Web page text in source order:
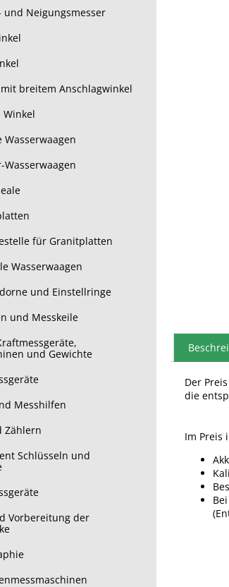
und Neigungsmesser
breitem Anschlagwinkel
Winkel
Wasserwaagen
Wasserwaagen
für Granitplatten
Wasserwaagen
und Einstellringe
und Messkeile
und Gewichte
Messhilfen
Zählern
Schlüsseln und
Vorbereitung der
Der
die
Im Preis